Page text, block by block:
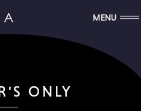
MENU
ONLY